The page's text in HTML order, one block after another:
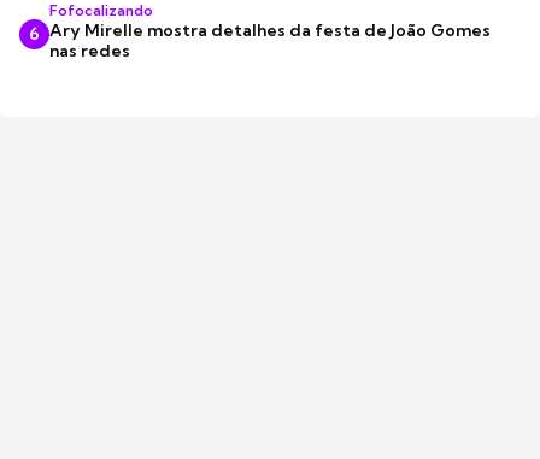
6
Fofocalizando
Ary Mirelle mostra detalhes da festa de João Gomes
nas redes